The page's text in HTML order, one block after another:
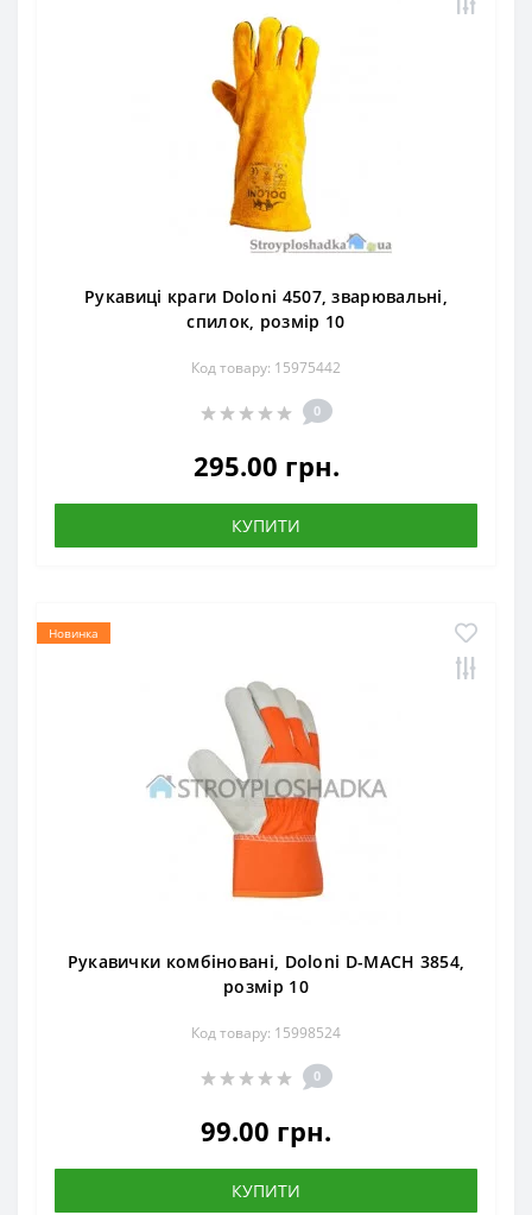
Рукавиці краги Doloni 4507, зварювальні,
спилок, розмір 10
Код товару: 15975442
0
295.00 грн.
КУПИТИ
Новинка
Рукавички комбіновані, Doloni D-MACH 3854,
розмір 10
Код товару: 15998524
0
99.00 грн.
КУПИТИ